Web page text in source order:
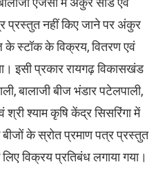
प्रस्तुत नहीं किए जाने पर अंकुर
के स्टॉक के विक्रय, वितरण एवं
इसी प्रकार रायगढ़ विकासखंड
बालाजी बीज भंडार पटेलपाली,
श्याम कृषि केंद्र सिसरिंगा में
के स्रोत प्रमाण पत्र प्रस्तुत
विक्रय प्रतिबंध लगाया गया।